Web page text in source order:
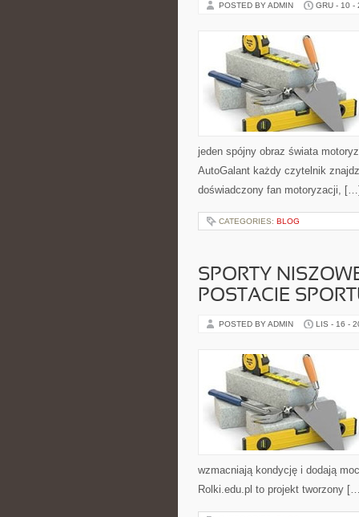
POSTED BY ADMIN GRU - 10 -
jeden spójny obraz świata
AutoGalant każdy czytelnik
doświadczony fan motoryzacji, […]
CATEGORIES: BLOG
SPORTY
POSTACIE
POSTED BY ADMIN LIS - 16 -
wzmacniają kondycję i dodają
Rolki.edu.pl to projekt tworzony